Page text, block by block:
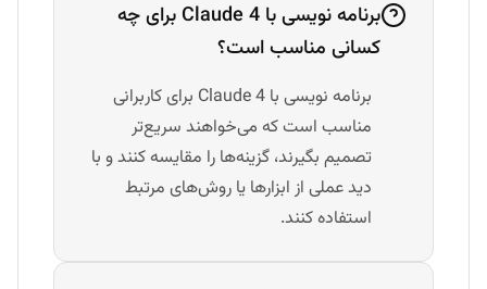
برنامه نویسی با Claude 4 برای چه
کسانی مناسب است؟
برنامه نویسی با Claude 4 برای کاربرانی
مناسب است که می‌خواهند سریع‌تر
تصمیم بگیرند، گزینه‌ها را مقایسه کنند و با
دید عملی از ابزارها یا روش‌های مرتبط
استفاده کنند.